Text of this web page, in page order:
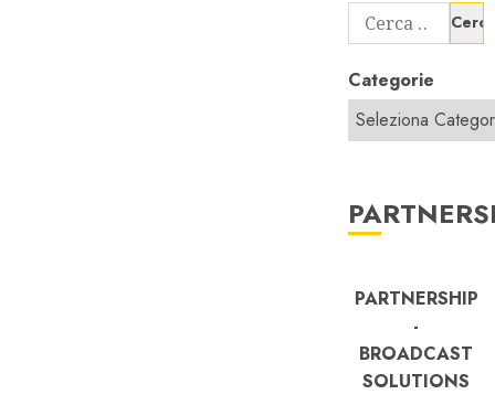
Ricerca
per:
Categorie
PARTNERSHIP
-
BROADCAST
SOLUTIONS